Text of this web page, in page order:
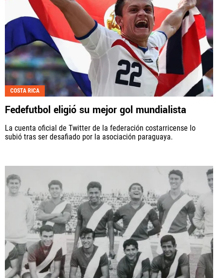
COSTA RICA
Fedefutbol eligió su mejor gol mundialista
La cuenta oficial de Twitter de la federación costarricense lo
subió tras ser desafiado por la asociación paraguaya.